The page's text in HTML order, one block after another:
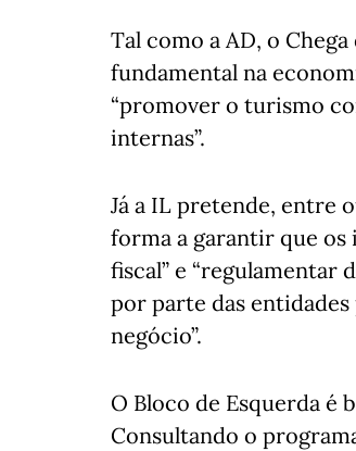
Tal como a AD, o
fundamental na
“promover o turismo
internas”.
Já a IL pretende, entre
forma a garantir que os
fiscal” e “regulamentar
por parte das
negócio”.
O Bloco de Esquerda é
Consultando o